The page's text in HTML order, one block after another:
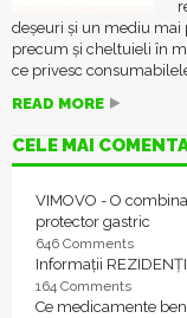
deșeuri și un mediu mai
precum și cheltuieli în
ce privesc
READ MORE
CELE MAI
VIMOVO - O
protector gastric
646 Comments
Informații
164 Comments
Ce medicamente